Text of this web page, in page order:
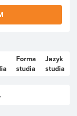
Forma
studia
Jazyk
studia